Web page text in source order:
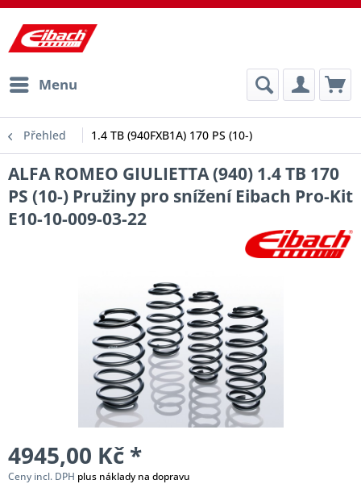
Menu
Přehled 1.4 TB (940FXB1A) 170 PS (10-)
ALFA ROMEO GIULIETTA (940) 1.4 TB 170
PS (10-) Pružiny pro snížení Eibach Pro-Kit
E10-10-009-03-22
4945,00 Kč *
Ceny incl. DPH plus náklady na dopravu